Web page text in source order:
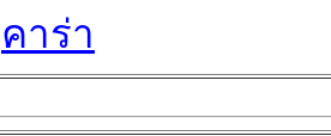
คาร่า